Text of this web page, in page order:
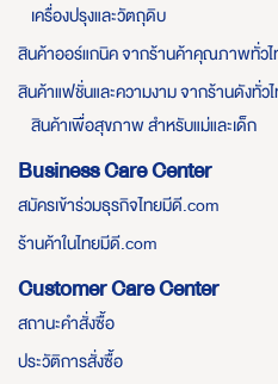
เครื่องปรุงและวัตถุดิบ
สินค้าออร์แกนิค จากร้านค้าคุณภาพทั่ว
สินค้าแฟชั่นและความงาม จากร้านดังทั่ว
สินค้าเพื่อสุขภาพ สำหรับแม่และเด็ก
Business Care Center
สมัครเข้าร่วมธุรกิจไทยมีดี.com
ร้านค้าในไทยมีดี.com
Customer Care Center
สถานะคำสั่งซื้อ
ประวัติการสั่งซื้อ